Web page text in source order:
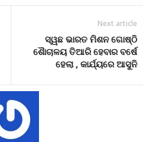
Next article
ସ୍ୱଛ ଭାରତ ମିଶନ ଗୋଷ୍ଠି
ଶୈାଚାଳୟ ତିଆରି ହେବାର ବର୍ଷେ
ହେଲା , କାର୍ଯ୍ୟରେ ଆସୁନି